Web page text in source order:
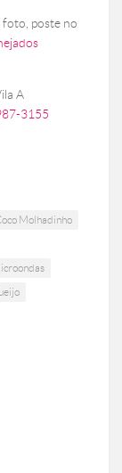
foto, poste no
A
3155
Molhadinho